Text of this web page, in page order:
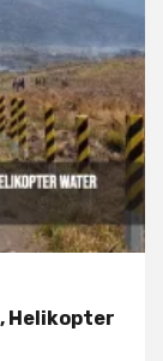
Helikopter